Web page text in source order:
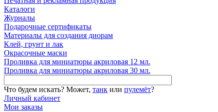
Каталоги
Журналы
Подарочные сертификаты
Материалы для создания диорам
Клей, грунт и лак
Окрасочные маски
Проливка для миниатюры акриловая 12 мл.
Проливка для миниатюры акриловая 30 мл.
Что будем искать? Может, танк или пулемёт?
Личный кабинет
Мои заказы